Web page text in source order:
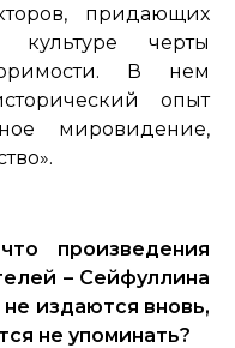
придающих
культуре черты
В нем
опыт
мировидение,
произведения
– Сейфуллина
издаются вновь,
не упоминать?